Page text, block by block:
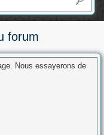
ec
er
forum
Nous essayerons de